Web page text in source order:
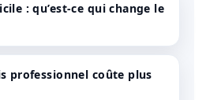
: qu’est-ce qui change le
professionnel coûte plus